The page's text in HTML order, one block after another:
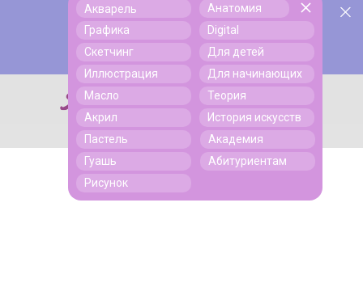
Поиск
Поиск
Акварель
Графика
Скетчинг
Иллюстрация
Масло
Акрил
Пастель
Гуашь
Рисунок
Анатомия
Digital
Для детей
Для начинающих
Теория
История искусств
Академия
Абитуриентам